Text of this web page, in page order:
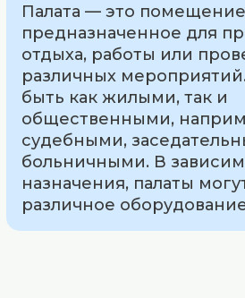
Палата — это
предназначенное для
отдыха, работы или
различных
быть как жилыми, так и
общественными,
судебными,
больничными. В
назначения, палаты
различное